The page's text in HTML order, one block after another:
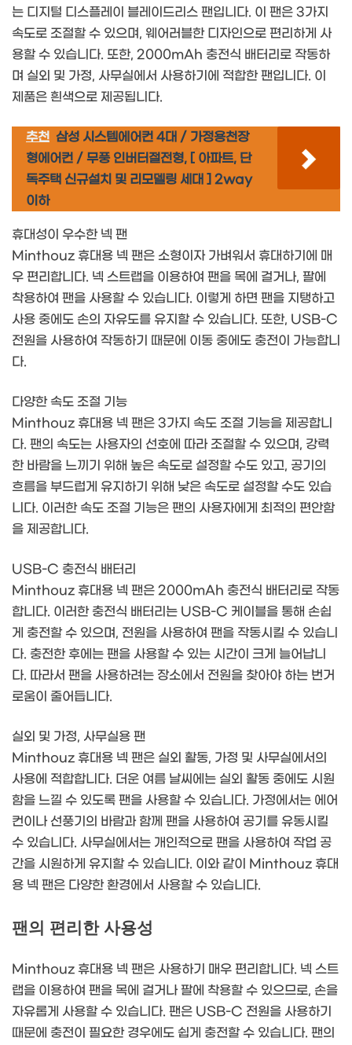
는 디지털 디스플레이 블레이드리스 팬입니다. 이 팬은 3가지
속도로 조절할 수 있으며, 웨어러블한 디자인으로 편리하게 사
용할 수 있습니다. 또한, 2000mAh 충전식 배터리로 작동하
며 실외 및 가정, 사무실에서 사용하기에 적합한 팬입니다. 이
제품은 흰색으로 제공됩니다.
추천 삼성 시스템에어컨 4대 / 가정용천장
형에어컨 / 무풍 인버터절전형, [ 아파트, 단
독주택 신규설치 및 리모델링 세대 ] 2way
이하
휴대성이 우수한 넥 팬
Minthouz 휴대용 넥 팬은 소형이자 가벼워서 휴대하기에 매
우 편리합니다. 넥 스트랩을 이용하여 팬을 목에 걸거나, 팔에
착용하여 팬을 사용할 수 있습니다. 이렇게 하면 팬을 지탱하고
사용 중에도 손의 자유도를 유지할 수 있습니다. 또한, USB-C
전원을 사용하여 작동하기 때문에 이동 중에도 충전이 가능합니
다.
다양한 속도 조절 기능
Minthouz 휴대용 넥 팬은 3가지 속도 조절 기능을 제공합니
다. 팬의 속도는 사용자의 선호에 따라 조절할 수 있으며, 강력
한 바람을 느끼기 위해 높은 속도로 설정할 수도 있고, 공기의
흐름을 부드럽게 유지하기 위해 낮은 속도로 설정할 수도 있습
니다. 이러한 속도 조절 기능은 팬의 사용자에게 최적의 편안함
을 제공합니다.
USB-C 충전식 배터리
Minthouz 휴대용 넥 팬은 2000mAh 충전식 배터리로 작동
합니다. 이러한 충전식 배터리는 USB-C 케이블을 통해 손쉽
게 충전할 수 있으며, 전원을 사용하여 팬을 작동시킬 수 있습니
다. 충전한 후에는 팬을 사용할 수 있는 시간이 크게 늘어납니
다. 따라서 팬을 사용하려는 장소에서 전원을 찾아야 하는 번거
로움이 줄어듭니다.
실외 및 가정, 사무실용 팬
Minthouz 휴대용 넥 팬은 실외 활동, 가정 및 사무실에서의
사용에 적합합니다. 더운 여름 날씨에는 실외 활동 중에도 시원
함을 느낄 수 있도록 팬을 사용할 수 있습니다. 가정에서는 에어
컨이나 선풍기의 바람과 함께 팬을 사용하여 공기를 유동시킬
수 있습니다. 사무실에서는 개인적으로 팬을 사용하여 작업 공
간을 시원하게 유지할 수 있습니다. 이와 같이 Minthouz 휴대
용 넥 팬은 다양한 환경에서 사용할 수 있습니다.
팬의 편리한 사용성
Minthouz 휴대용 넥 팬은 사용하기 매우 편리합니다. 넥 스트
랩을 이용하여 팬을 목에 걸거나 팔에 착용할 수 있으므로, 손을
자유롭게 사용할 수 있습니다. 팬은 USB-C 전원을 사용하기
때문에 충전이 필요한 경우에도 쉽게 충전할 수 있습니다. 팬의